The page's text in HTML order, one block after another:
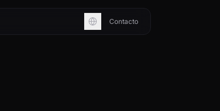
Contacto